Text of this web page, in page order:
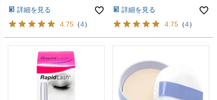
詳細を見る
4.75 （4）
詳細を見る
4.75 （4）